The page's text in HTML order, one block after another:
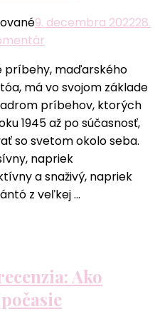
9. decembra 202228.
1945
a iné
príbehy
recenzia:
Poviedky
s príchuťou
nespravodlivosti
príbehy, maďarského
má vo svojom základe
príbehov, ktorých
1945 až po súčasnosť,
so svetom okolo seba.
napriek
a snaživý, napriek
z veľkej …
Ako